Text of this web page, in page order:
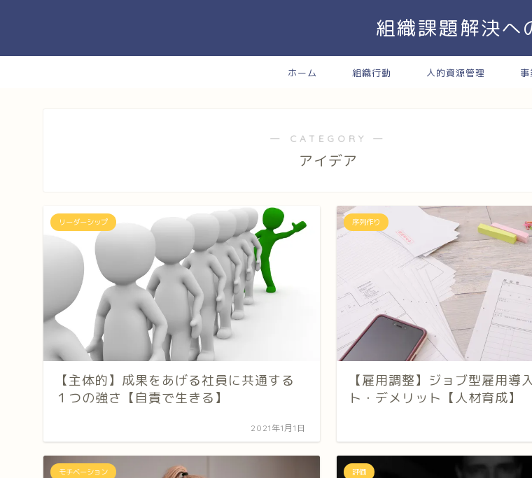
組織課題解決へ
ホーム 組織行動 人的資源管理
― CATEGORY ―
アイデア
リーダーシップ
【主体的】成果をあげる社員に共通する
１つの強さ【自責で生きる】
2021年1月1日
序列作り
【雇用調整】ジョブ型雇用導
ト・デメリット【人材育成】
モチベーション 評価